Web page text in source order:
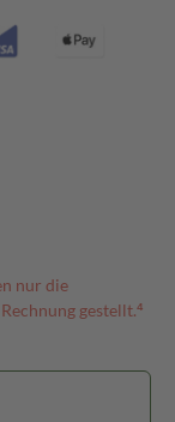
nur die
gestellt.⁴